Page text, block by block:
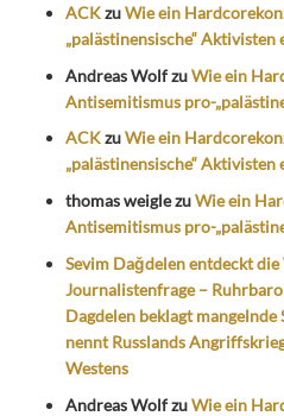
ACKzuWie ein
„palästinensische“ Aktivisten
Andreas WolfzuWie ein
Antisemitismus pro-
ACKzuWie ein
„palästinensische“ Aktivisten
thomas weiglezuWie ein
Antisemitismus pro-
Sevim Dağdelen entdeckt
Journalistenfrage –
Dagdelen beklagt
nennt Russlands
Westens
Andreas WolfzuWie ein